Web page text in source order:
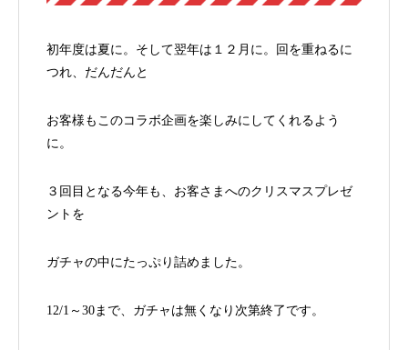
初年度は夏に。そして翌年は１２月に。回を重ねるに
つれ、だんだんと
お客様もこのコラボ企画を楽しみにしてくれるよう
に。
３回目となる今年も、お客さまへのクリスマスプレゼ
ントを
ガチャの中にたっぷり詰めました。
12/1～30まで、ガチャは無くなり次第終了です。